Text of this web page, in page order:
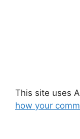
This site uses
how your